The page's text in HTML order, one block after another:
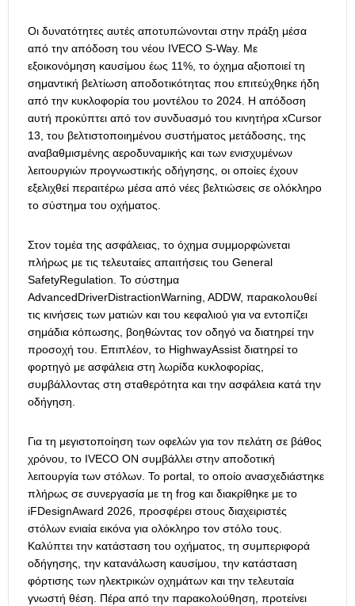
Οι δυνατότητες αυτές αποτυπώνονται στην πράξη μέσα
από την απόδοση του νέου IVECO S-Way. Με
εξοικονόμηση καυσίμου έως 11%, το όχημα αξιοποιεί τη
σημαντική βελτίωση αποδοτικότητας που επιτεύχθηκε ήδη
από την κυκλοφορία του μοντέλου το 2024. Η απόδοση
αυτή προκύπτει από τον συνδυασμό του κινητήρα xCursor
13, του βελτιστοποιημένου συστήματος μετάδοσης, της
αναβαθμισμένης αεροδυναμικής και των ενισχυμένων
λειτουργιών προγνωστικής οδήγησης, οι οποίες έχουν
εξελιχθεί περαιτέρω μέσα από νέες βελτιώσεις σε ολόκληρο
το σύστημα του οχήματος.
Στον τομέα της ασφάλειας, το όχημα συμμορφώνεται
πλήρως με τις τελευταίες απαιτήσεις του General
SafetyRegulation. Το σύστημα
AdvancedDriverDistractionWarning, ADDW, παρακολουθεί
τις κινήσεις των ματιών και του κεφαλιού για να εντοπίζει
σημάδια κόπωσης, βοηθώντας τον οδηγό να διατηρεί την
προσοχή του. Επιπλέον, το HighwayAssist διατηρεί το
φορτηγό με ασφάλεια στη λωρίδα κυκλοφορίας,
συμβάλλοντας στη σταθερότητα και την ασφάλεια κατά την
οδήγηση.
Για τη μεγιστοποίηση των οφελών για τον πελάτη σε βάθος
χρόνου, το IVECO ON συμβάλλει στην αποδοτική
λειτουργία των στόλων. Το portal, το οποίο ανασχεδιάστηκε
πλήρως σε συνεργασία με τη frog και διακρίθηκε με το
iFDesignAward 2026, προσφέρει στους διαχειριστές
στόλων ενιαία εικόνα για ολόκληρο τον στόλο τους.
Καλύπτει την κατάσταση του οχήματος, τη συμπεριφορά
οδήγησης, την κατανάλωση καυσίμου, την κατάσταση
φόρτισης των ηλεκτρικών οχημάτων και την τελευταία
γνωστή θέση. Πέρα από την παρακολούθηση, προτείνει